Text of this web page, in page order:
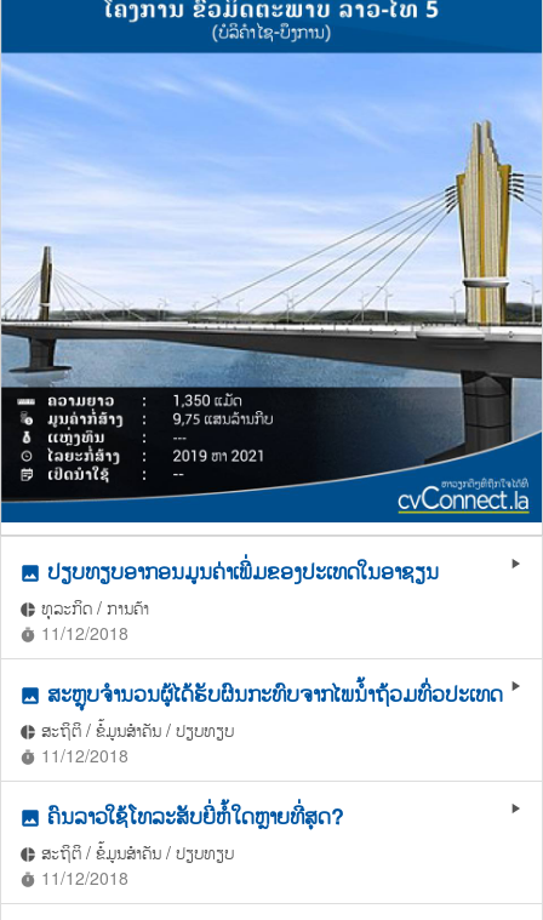
play_arrow
photo ປຽບທຽບອາກອນມູນຄ່າເພີ່ມຂອງປະເທດໃນອາຊຽນ
pie_chart ທຸລະກິດ / ການຄ້າ
timer 11/12/2018
play_arrow
photo ສະຫຼຸບຈຳນວນຜູ້ໄດ້ຮັບຜົນກະທົບຈາກໄພນ້ຳຖ້ວມທົ່ວປະເທດ
pie_chart ສະຖິຕິ / ຂໍ້ມູນສຳຄັນ / ປຽບທຽບ
timer 11/12/2018
play_arrow
photo ຄົນລາວໃຊ້ໂທລະສັບຍີ່ຫໍ້ໃດຫຼາຍທີ່ສຸດ?
pie_chart ສະຖິຕິ / ຂໍ້ມູນສຳຄັນ / ປຽບທຽບ
timer 11/12/2018